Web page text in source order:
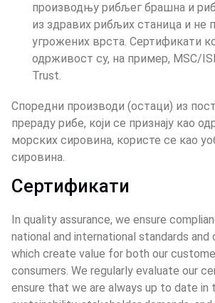
производњу рибљег брашна и
из здравих рибљих станица и не
угрожених врста. Сертификати
одрживост су, на пример, MSC/
Trust.
Споредни производи (остаци) из
прераду рибе, који се признају као
морских сировина, користе се као
сировина.
Сертификати
In quality assurance, we ensure
national and international standards
which create value for both our
consumers. We regularly evaluate our
ensure that we are always up to date in